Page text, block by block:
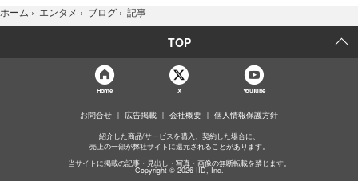
ホーム › エンタメ › ブログ › 記事
TOP
Home X YouTube
お問合せ 広告掲載 会社概要 個人情報保護方針
紹介した商品/サービスを購入、契約した場合に、
売上の一部が弊社サイトに還元されることがあります。
当サイトに掲載の記事・見出し・写真・画像の無断転載を禁じます。
Copyright © 2026 IID, Inc.